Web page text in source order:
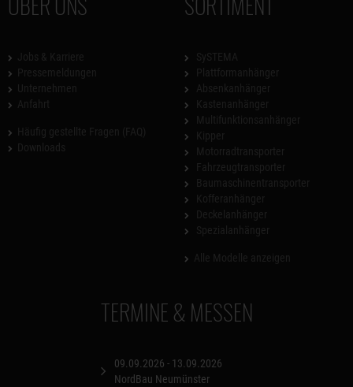
TERMINE & MESSEN
09.09.2026 - 13.09.2026
NordBau Neumünster